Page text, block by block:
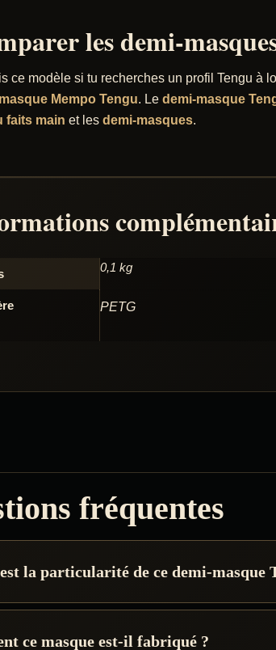
les demi-
ce modèle si tu recherches un profil Tengu à
Mempo Tengu. Le demi-masque
faits main et les demi-masques.
0,1 kg
PETG
fréquentes
la particularité de ce demi-masque
ce masque est-il fabriqué ?